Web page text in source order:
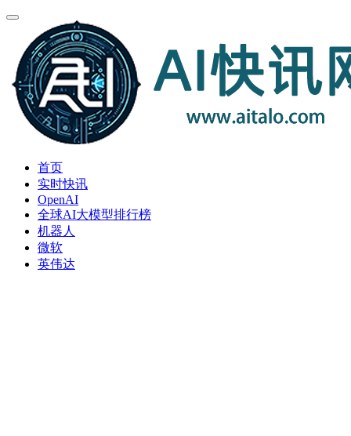
首页
实时快讯
OpenAI
全球AI大模型排行榜
机器人
微软
英伟达